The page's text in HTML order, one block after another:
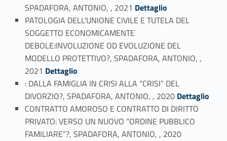
SPADAFORA, ANTONIO, , 2021 Link identifier #identifier_person_144491-9Dettaglio
PATOLOGIA DELL'UNIONE CIVILE E TUTELA DEL
SOGGETTO ECONOMICAMENTE
DEBOLE:INVOLUZIONE OD EVOLUZIONE DEL
MODELLO PROTETTIVO?, SPADAFORA, ANTONIO, ,
2021 Link identifier #identifier_person_89451-10
Dettaglio
: DALLA FAMIGLIA IN CRISI ALLA “CRISI” DEL
DIVORZIO?, SPADAFORA, ANTONIO, , 2020 Link identifier #identifier_person_152642-11
Dettaglio
CONTRATTO AMOROSO E CONTRATTO DI DIRITTO
PRIVATO: VERSO UN NUOVO “ORDINE PUBBLICO
FAMILIARE”?, SPADAFORA, ANTONIO, , 2020